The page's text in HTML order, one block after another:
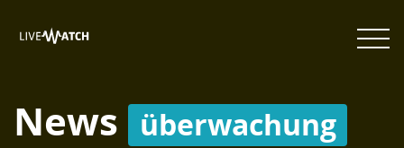
News überwachung